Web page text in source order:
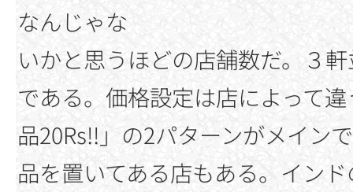
なんじゃな
いかと思うほどの店舗数だ。３
である。価格設定は店によって
品20Rs!!」の2パターンがメイン
品を置いてある店もある。イン